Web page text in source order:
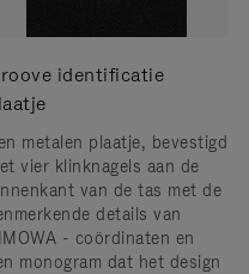
identificatie
metalen plaatje, bevestigd
vier klinknagels aan de
van de tas met de
details van
- coördinaten en
monogram dat het design